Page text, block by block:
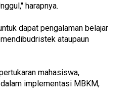
harapnya.
dapat pengalaman belajar
ataupaun
mahasiswa,
implementasi MBKM,